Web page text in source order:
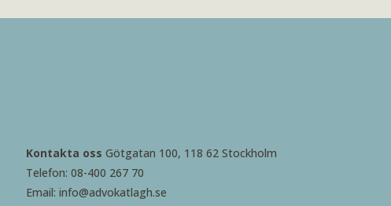
Kontakta oss Götgatan 100, 118 62 Stockholm
Telefon: 08-400 267 70
Email: info@advokatlagh.se